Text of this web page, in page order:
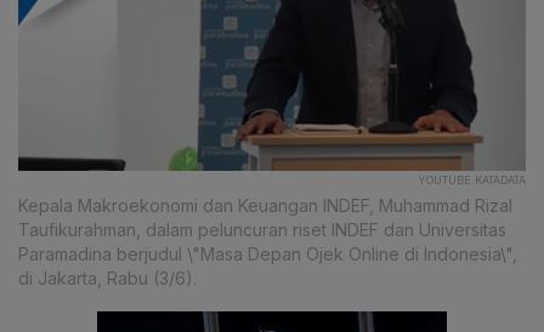
YOUTUBE KATADATA
Kepala Makroekonomi dan Keuangan INDEF, Muhammad Rizal
Taufikurahman, dalam peluncuran riset INDEF dan Universitas
Paramadina berjudul \"Masa Depan Ojek Online di Indonesia\",
di Jakarta, Rabu (3/6).